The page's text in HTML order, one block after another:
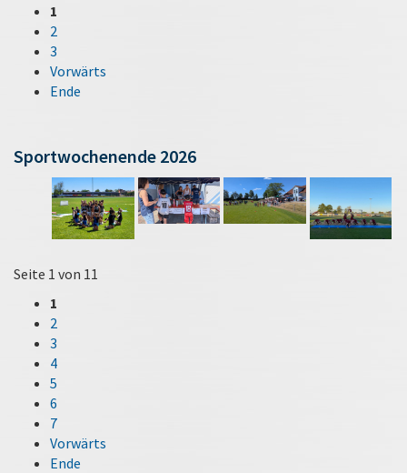
1
2
3
Vorwärts
Ende
Sportwochenende 2026
Seite 1 von 11
1
2
3
4
5
6
7
Vorwärts
Ende